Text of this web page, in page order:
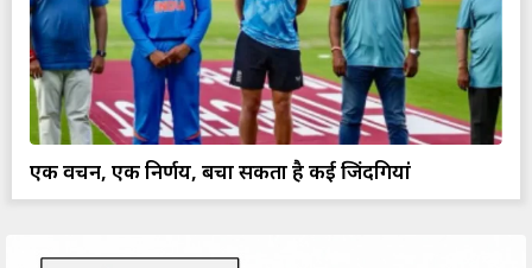
एक वचन, एक निर्णय, बचा सकता है कई जिंदगियां